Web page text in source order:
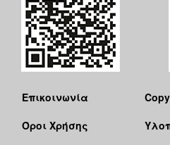
Επικοινωνία
Όροι Χρήσης